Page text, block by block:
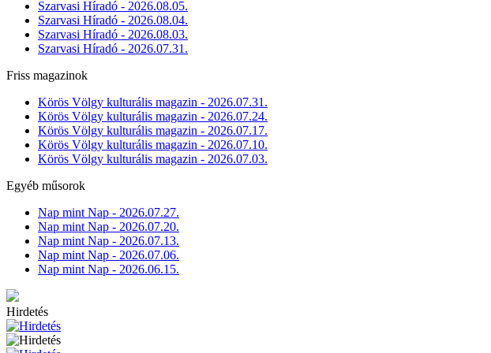
Szarvasi Híradó - 2026.08.05.
Szarvasi Híradó - 2026.08.04.
Szarvasi Híradó - 2026.08.03.
Szarvasi Híradó - 2026.07.31.
Friss magazinok
Körös Völgy kulturális magazin - 2026.07.31.
Körös Völgy kulturális magazin - 2026.07.24.
Körös Völgy kulturális magazin - 2026.07.17.
Körös Völgy kulturális magazin - 2026.07.10.
Körös Völgy kulturális magazin - 2026.07.03.
Egyéb műsorok
Nap mint Nap - 2026.07.27.
Nap mint Nap - 2026.07.20.
Nap mint Nap - 2026.07.13.
Nap mint Nap - 2026.07.06.
Nap mint Nap - 2026.06.15.
Hirdetés